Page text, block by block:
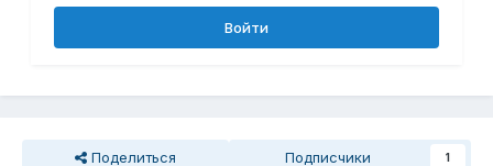
Войти
Поделиться Подписчики 1